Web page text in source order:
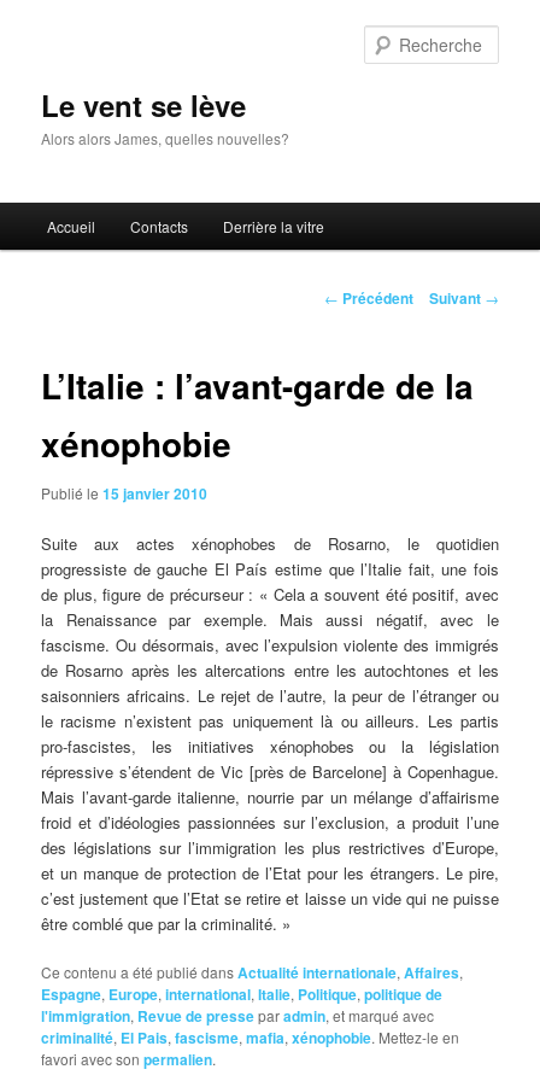
Le vent se lève
Alors alors James, quelles nouvelles?
principal
Accueil Contacts Derrière la vitre
Navigation
← Précédent Suivant →
L’Italie : l’avant-garde de la
xénophobie
Publié le15 janvier 2010
Suiteaux actes xénophobes de Rosarno, le quotidien
progressiste de gauche El País estime que l’Italie fait, une fois
de plus, figure de précurseur : « Cela a souvent été positif, avec
la Renaissance par exemple. Mais aussi négatif, avec le
fascisme. Ou désormais, avec l’expulsion violente des immigrés
de Rosarno après les altercations entre les autochtones et les
saisonniers africains. Le rejet de l’autre, la peur de l’étranger ou
le racisme n’existent pas uniquement là ou ailleurs. Les partis
pro-fascistes, les initiatives xénophobes ou la législation
répressive s’étendent de Vic [près de Barcelone] à Copenhague.
Mais l’avant-garde italienne, nourrie par un mélange d’affairisme
froid et d’idéologies passionnées sur l’exclusion, a produit l’une
des législations sur l’immigration les plus restrictives d’Europe,
et un manque de protection de l’Etat pour les étrangers. Le pire,
c’est justement que l’Etat se retire et laisse un vide qui ne puisse
être comblé que par la criminalité. »
Ce contenu a été publié dansActualité internationale,Affaires,
Espagne, Europe,international,Italie, Politique,politique de
l'immigration, Revue de presseparadmin, et marqué avec
criminalité, El Pais,fascisme,mafia,xénophobie. Mettez-le en
favori avec sonpermalien.